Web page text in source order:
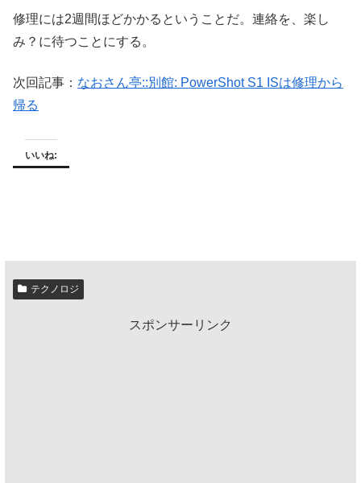
修理には2週間ほどかかるということだ。連絡を、楽し
み？に待つことにする。
次回記事： なおさん亭::別館: PowerShot S1 ISは修理から
帰る
いいね:
テクノロジ
スポンサーリンク